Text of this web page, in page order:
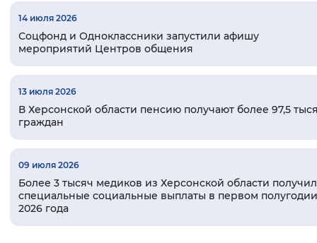
14 июля 2026
Соцфонд и Одноклассники запустили афишу
мероприятий Центров общения
13 июля 2026
В Херсонской области пенсию получают более 97,5
граждан
09 июля 2026
Более 3 тысяч медиков из Херсонской области
специальные социальные выплаты в первом полугодии
2026 года